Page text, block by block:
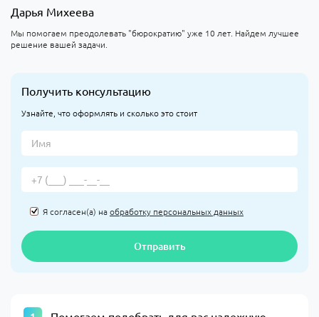
Дарья Михеева
Мы помогаем преодолевать "бюрократию" уже 10 лет. Найдем лучшее
решение вашей задачи.
Получить консультацию
Узнайте, что оформлять и сколько это стоит
Я согласен(а) наобработку персональных данных
Отправить